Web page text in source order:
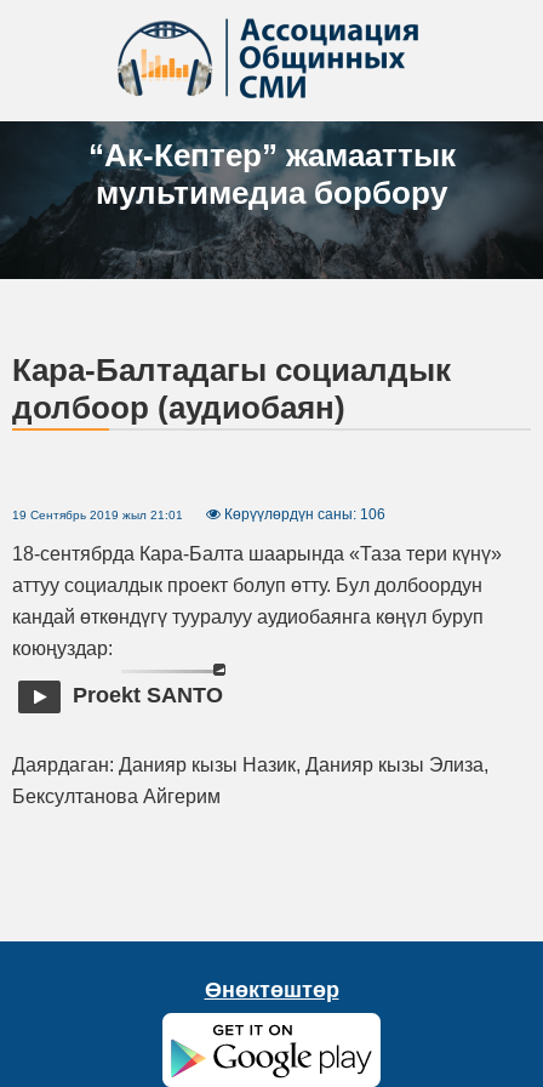
“Ак-Кептер” жамааттык
мультимедиа борбору
Кара-Балтадагы социалдык
долбоор (аудиобаян)
19 Сентябрь 2019 жыл 21:01 Көрүүлөрдүн саны: 106
18-сентябрда Кара-Балта шаарында «Таза тери күнү»
аттуу социалдык проект болуп өтту. Бул долбоордун
кандай өткөндүгү тууралуу аудиобаянга көңүл буруп
коюңуздар:
Proekt SANTO
Даярдаган: Данияр кызы Назик, Данияр кызы Элиза,
Бексултанова Айгерим
Өнөктөштөр